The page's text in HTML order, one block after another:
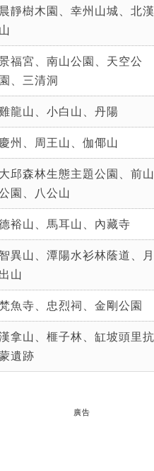
晨靜樹木園、幸州山城、北漢
山
福宮、南山公園、天空公
園、三清洞
龍山、小白山、丹陽
慶州、周王山、伽倻山
大邱森林生態主題公園、前山
園、八公山
裕山、馬耳山、內藏寺
智異山、潭陽水衫林蔭道、月
出山
魚寺、忠烈祠、金剛公園
拿山、榧子林、缸坡頭里抗
遺跡
廣告